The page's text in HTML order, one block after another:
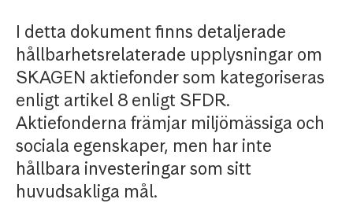
I detta dokument finns detaljerade
hållbarhetsrelaterade upplysningar om
SKAGEN aktiefonder som kategoriseras
enligt artikel 8 enligt SFDR.
Aktiefonderna främjar miljömässiga och
sociala egenskaper, men har inte
hållbara investeringar som sitt
huvudsakliga mål.